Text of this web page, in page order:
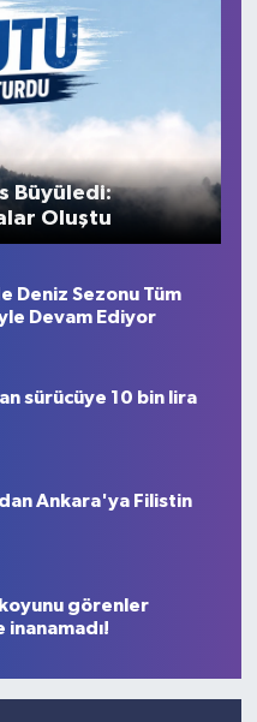
Büyüledi:
Oluştu
Deniz Sezonu Tüm
Devam Ediyor
sürücüye 10 bin lira
Ankara'ya Filistin
görenler